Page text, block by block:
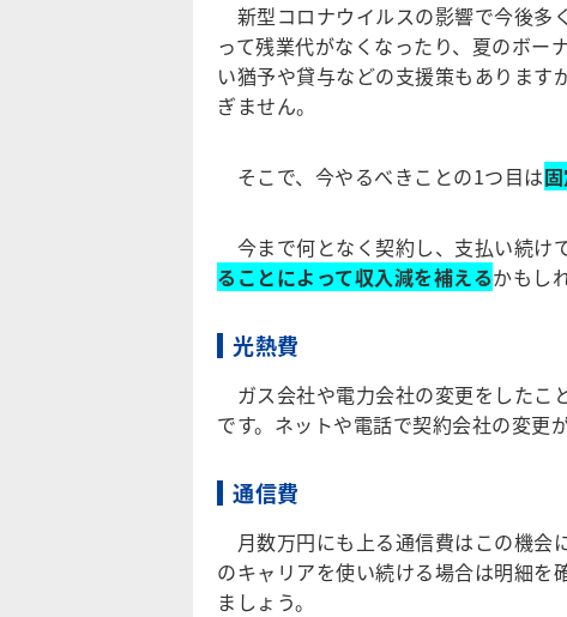
新型コロナウイルスの影響で今後多
って残業代がなくなったり、夏のボー
い猶予や貸与などの支援策もあります
ぎません。
そこで、今やるべきことの1つ目は
今まで何となく契約し、支払い続け
ることによって収入減を補えるかもし
光熱費
ガス会社や電力会社の変更をしたこ
です。ネットや電話で契約会社の変更が
通信費
月数万円にも上る通信費はこの機
のキャリアを使い続ける場合は明細を
ましょう。